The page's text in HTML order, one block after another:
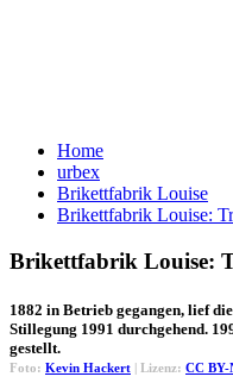
Home
urbex
Brikettfabrik Louise
Brikettfabrik Louise:
Brikettfabrik Louise:
1882 in Betrieb gegangen, lief
Stillegung 1991 durchgehend.
gestellt.
Foto: Kevin Hackert | Lizenz: CC BY-